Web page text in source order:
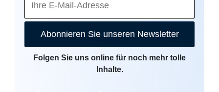
Abonnieren Sie unseren Newsletter
Folgen Sie uns online für noch mehr tolle
Inhalte.